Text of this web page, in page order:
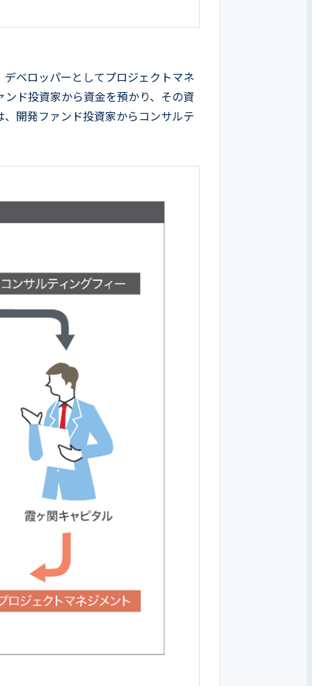
ベロッパーとしてプロジェクトマネ
ド投資家から資金を預かり、その資
開発ファンド投資家からコンサルテ